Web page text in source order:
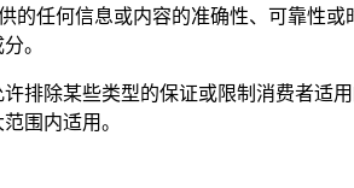
的任何信息或内容的准确性、可靠性
。
排除某些类型的保证或限制消费者适
围内适用。